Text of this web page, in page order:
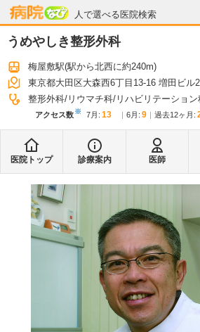
人で選べる医院検索
病院なび
うめやしき整形外科
梅屋敷駅(駅から北西に約240m)
東京都大田区大森西6丁目13-16 増田ビル
整形外科 リウマチ科 リハビリテーション
アクセス数※ 7月 : 13 6月 : 9 過去12ヶ月:
医院トップ 診療案内 医師